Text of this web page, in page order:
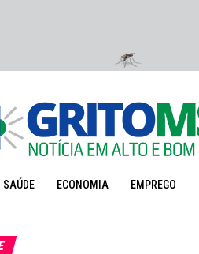
SAÚDE ECONOMIA EMPREGO